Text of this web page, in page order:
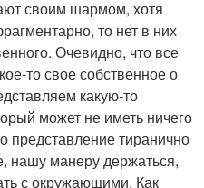
своим шармом, хотя
то нет в них
Очевидно, что все
то свое собственное о
какую-то
может не иметь ничего
представление тиранично
нашу манеру держаться,
с окружающими. Как